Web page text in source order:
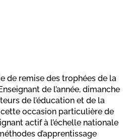
de remise des trophées de la
de l’année, dimanche
de l’éducation et de la
occasion particulière de
actif à l’échelle nationale
d’apprentissage